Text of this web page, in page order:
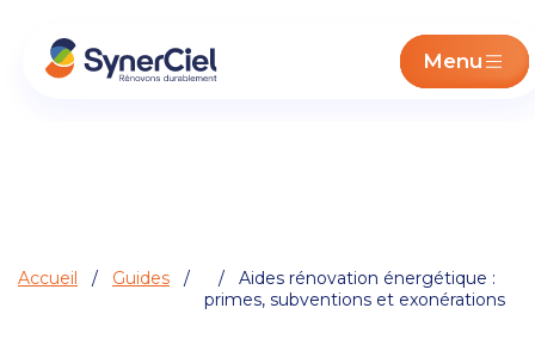
Menu
Accueil / Guides /
/ Aides rénovation énergétique :
primes, subventions et exonérations